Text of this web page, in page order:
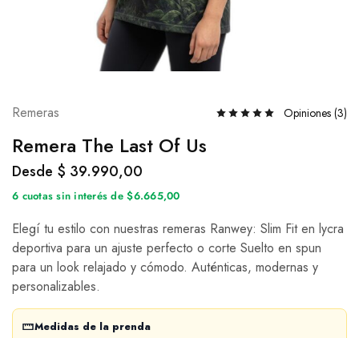
Remeras Opiniones (3)
Remera The Last Of Us
Desde $ 39.990,00
6 cuotas sin interés de $6.665,00
Elegí tu estilo con nuestras remeras Ranwey: Slim Fit en lycra
deportiva para un ajuste perfecto o corte Suelto en spun
para un look relajado y cómodo. Auténticas, modernas y
personalizables.
Medidas de la prenda